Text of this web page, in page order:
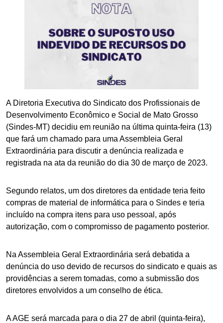
A Diretoria Executiva do Sindicato dos Profissionais de
Desenvolvimento Econômico e Social de Mato Grosso
(Sindes-MT) decidiu em reunião na última quinta-feira (13)
que fará um chamado para uma Assembleia Geral
Extraordinária para discutir a denúncia realizada e
registrada na ata da reunião do dia 30 de março de 2023.
Segundo relatos, um dos diretores da entidade teria feito
compras de material de informática para o Sindes e teria
incluído na compra itens para uso pessoal, após
autorização, com o compromisso de pagamento posterior.
Na Assembleia Geral Extraordinária será debatida a
denúncia do uso devido de recursos do sindicato e quais as
providências a serem tomadas, como a submissão dos
diretores envolvidos a um conselho de ética.
A AGE será marcada para o dia 27 de abril (quinta-feira),